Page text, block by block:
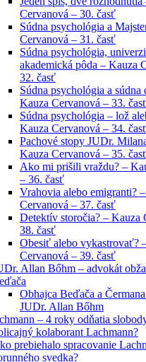
Cervanová – 30. časť
Súdna psychológia a
Cervanová – 31. časť
Súdna psychológia,
akademická pôda – Kauza
32. časť
Súdna psychológia a súdna
Kauza Cervanová – 33.
Súdna psychológia – lož
Kauza Cervanová – 34.
Pachové stopy JUDr.
Kauza Cervanová – 35.
Ako mi prišili vraždu? –
– 36. časť
Vrahovia alebo emigranti?
Cervanová – 37. časť
Detektív storočia? – Kauza
38. časť
Obesiť alebo vykastrovať?
Cervanová – 39. časť
Allan Bőhm – advokát
Obhajca Beďača a
JUDr. Allan Bőhm
– 4 roky odňatia
kolaborant Lachmann?
prebiehalo spracovanie
svedka?